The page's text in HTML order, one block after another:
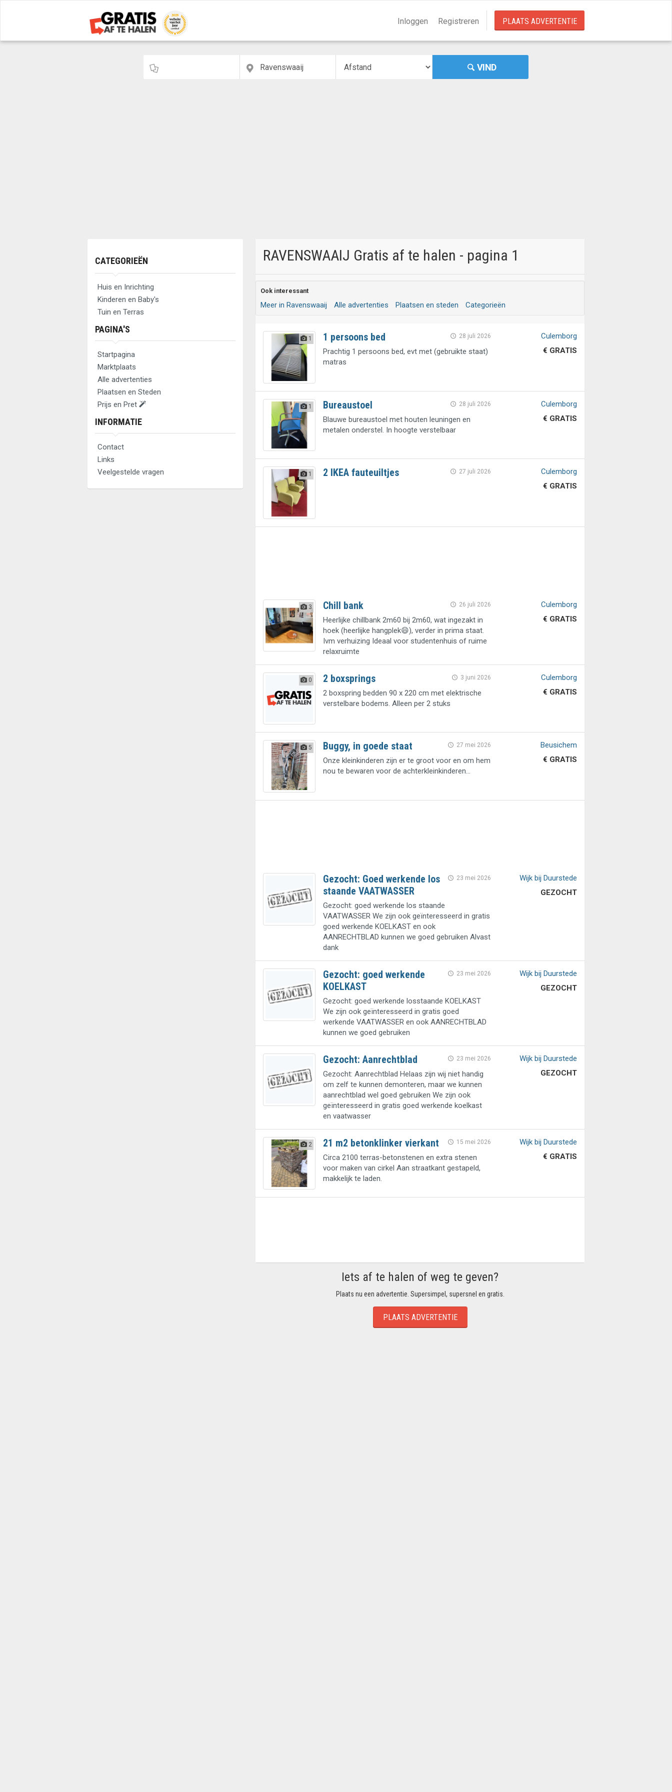
Inloggen Registreren PLAATS ADVERTENTIE
VIND
CATEGORIEËN
Huis en Inrichting
Kinderen en Baby's
Tuin en Terras
PAGINA'S
Startpagina
Marktplaats
Alle advertenties
Plaatsen en Steden
Prijs en Pret
INFORMATIE
Contact
Links
Veelgestelde vragen
RAVENSWAAIJ Gratis af te halen - pagina 1
Ook interessant
Meer in Ravenswaaij Alle advertenties Plaatsen en steden Categorieën
1 28 juli 2026
1 persoons bed
Prachtig 1 persoons bed, evt met (gebruikte staat)
matras
Culemborg
€ GRATIS
1 28 juli 2026
Bureaustoel
Blauwe bureaustoel met houten leuningen en
metalen onderstel. In hoogte verstelbaar
Culemborg
€ GRATIS
1 27 juli 2026
2 IKEA fauteuiltjes
Culemborg
€ GRATIS
3 26 juli 2026
Chill bank
Heerlijke chillbank 2m60 bij 2m60, wat ingezakt in
hoek (heerlijke hangplek😄), verder in prima staat.
Ivm verhuizing Ideaal voor studentenhuis of ruime
relaxruimte
Culemborg
€ GRATIS
0 3 juni 2026
2 boxsprings
2 boxspring bedden 90 x 220 cm met elektrische
verstelbare bodems. Alleen per 2 stuks
Culemborg
€ GRATIS
5 27 mei 2026
Buggy, in goede staat
Onze kleinkinderen zijn er te groot voor en om hem
nou te bewaren voor de achterkleinkinderen...
Beusichem
€ GRATIS
23 mei 2026
Gezocht: Goed werkende los
staande VAATWASSER
Gezocht: goed werkende los staande
VAATWASSER We zijn ook geïnteresseerd in gratis
goed werkende KOELKAST en ook
AANRECHTBLAD kunnen we goed gebruiken Alvast
dank
Wijk bij Duurstede
GEZOCHT
23 mei 2026
Gezocht: goed werkende
KOELKAST
Gezocht: goed werkende losstaande KOELKAST
We zijn ook geïnteresseerd in gratis goed
werkende VAATWASSER en ook AANRECHTBLAD
kunnen we goed gebruiken
Wijk bij Duurstede
GEZOCHT
23 mei 2026
Gezocht: Aanrechtblad
Gezocht: Aanrechtblad Helaas zijn wij niet handig
om zelf te kunnen demonteren, maar we kunnen
aanrechtblad wel goed gebruiken We zijn ook
geïnteresseerd in gratis goed werkende koelkast
en vaatwasser
Wijk bij Duurstede
GEZOCHT
2 15 mei 2026
21 m2 betonklinker vierkant
Circa 2100 terras-betonstenen en extra stenen
voor maken van cirkel Aan straatkant gestapeld,
makkelijk te laden.
Wijk bij Duurstede
€ GRATIS
Iets af te halen of weg te geven?
Plaats nu een advertentie. Supersimpel, supersnel en gratis.
PLAATS ADVERTENTIE